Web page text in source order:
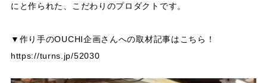
にと作られた、こだわりのプロダクトです。
▼作り手のOUCHI企画さんへの取材記事はこちら！
https://turns.jp/52030